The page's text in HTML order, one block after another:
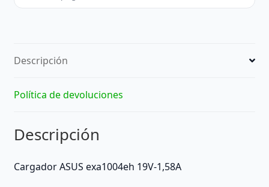
Descripción
Política de devoluciones
Descripción
Cargador ASUS exa1004eh 19V-1,58A